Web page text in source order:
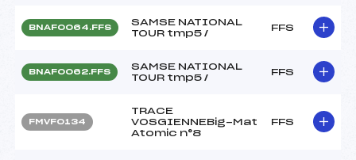
BNAF0064.FFS
SAMSE NATIONAL
TOUR tmp5 /
FFS
BNAF0062.FFS
SAMSE NATIONAL
TOUR tmp5 /
FFS
FMVF0134
TRACE
VOSGIENNEBig-Mat
Atomic n°8
FFS